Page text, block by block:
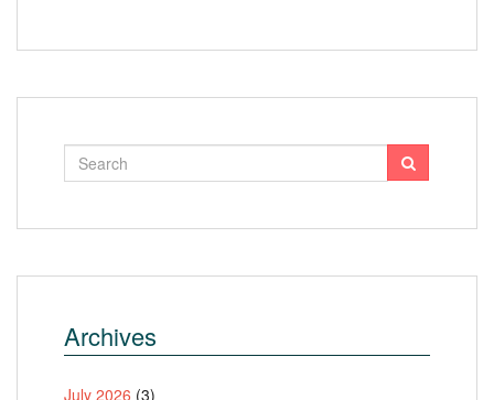
Archives
July 2026 (3)